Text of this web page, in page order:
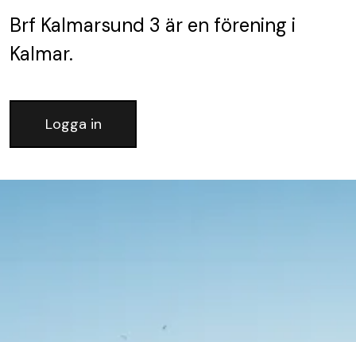
Brf Kalmarsund 3 är en förening i
Kalmar.
Logga in